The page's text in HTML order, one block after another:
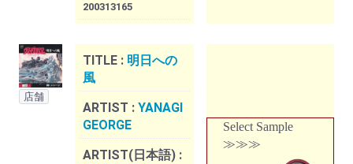
200313165
店舗
TITLE : 明日への
風
ARTIST : YANAGI
GEORGE
ARTIST(日本語) :
Select Sample
≫≫≫